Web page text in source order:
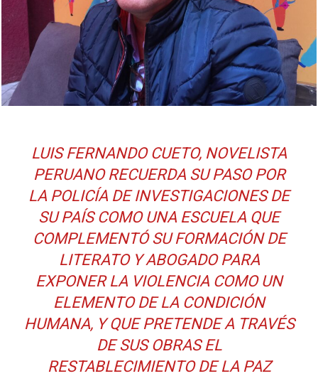
LUIS FERNANDO CUETO, NOVELISTA
PERUANO RECUERDA SU PASO POR
LA POLICÍA DE INVESTIGACIONES DE
SU PAÍS COMO UNA ESCUELA QUE
COMPLEMENTÓ SU FORMACIÓN DE
LITERATO Y ABOGADO PARA
EXPONER LA VIOLENCIA COMO UN
ELEMENTO DE LA CONDICIÓN
HUMANA, Y QUE PRETENDE A TRAVÉS
DE SUS OBRAS EL
RESTABLECIMIENTO DE LA PAZ